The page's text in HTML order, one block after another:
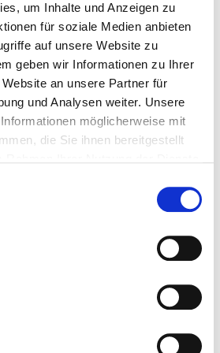
um Inhalte und Anzeigen zu
für soziale Medien anbieten
auf unsere Website zu
geben wir Informationen zu Ihrer
an unsere Partner für
und Analysen weiter. Unsere
möglicherweise mit
die Sie ihnen bereitgestellt
mitfühlend mit dir selbst.
dein Studium aufgibst, aber noch
hast, kann beängstigend
Vertrautes los, aber du weißt
Nächstes kommt. Das ist eine
Veränderungen sind zumeist
gerade jetzt besonders viel
mit dir selbst zu haben.